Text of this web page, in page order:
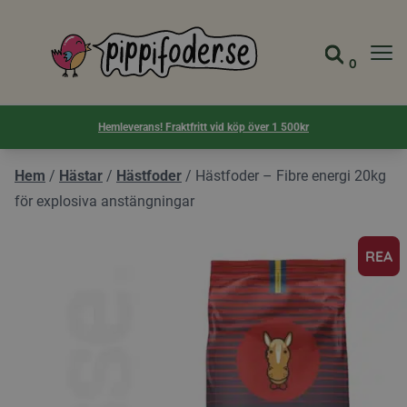
Pippifoder logotyp Gå till
Visa
0
Hemleverans! Fraktfritt vid köp över 1 500kr
Hem / Hästar / Hästfoder / Hästfoder – Fibre energi 20kg
för explosiva anstängningar
REA